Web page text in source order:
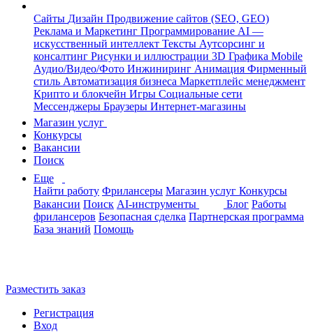
Сайты Дизайн Продвижение сайтов (SEO, GEO)
Реклама и Маркетинг Программирование AI —
искусственный интеллект Тексты Аутсорсинг и
консалтинг Рисунки и иллюстрации 3D Графика Mobile
Аудио/Видео/Фото Инжиниринг Анимация Фирменный
стиль Автоматизация бизнеса Маркетплейс менеджмент
Крипто и блокчейн Игры Социальные сети
Мессенджеры Браузеры Интернет-магазины
Магазин услуг
Конкурсы
Вакансии
Поиск
Еще
Найти работу Фрилансеры Магазин услуг Конкурсы
Вакансии Поиск AI-инструменты Блог Работы
фрилансеров Безопасная сделка Партнерская программа
База знаний Помощь
Разместить заказ
Регистрация
Вход